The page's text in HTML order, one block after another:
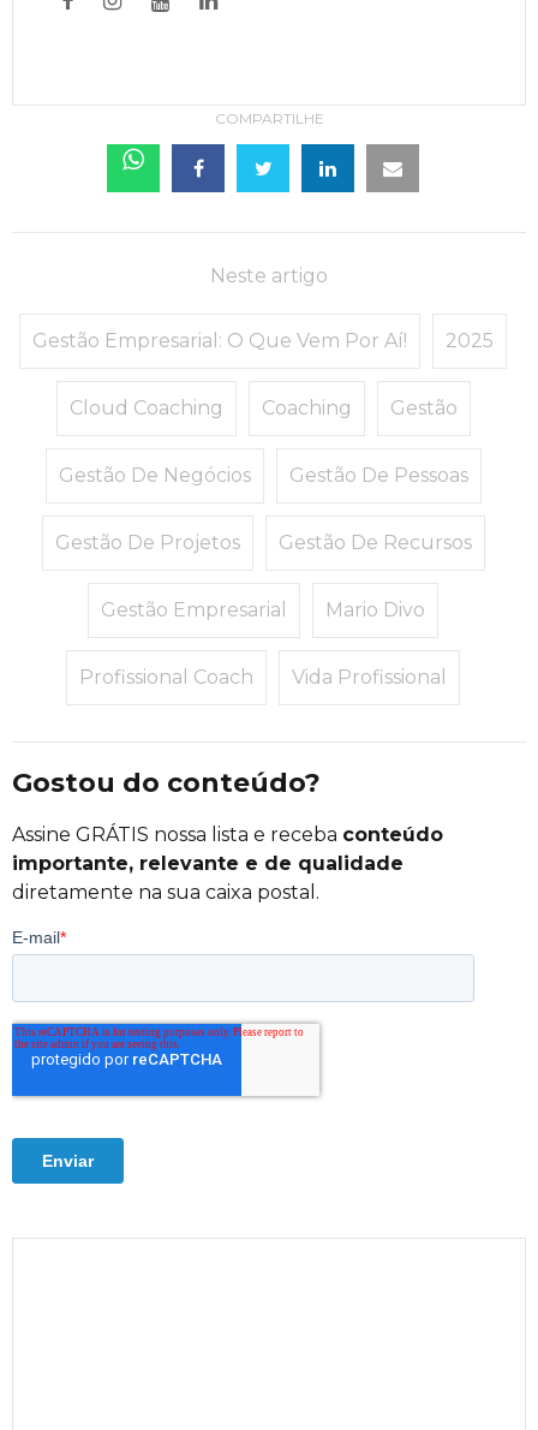
COMPARTILHE
Neste artigo
Gestão Empresarial: O Que Vem Por Aí! 2025
Cloud Coaching Coaching Gestão
Gestão De Negócios Gestão De Pessoas
Gestão De Projetos Gestão De Recursos
Gestão Empresarial Mario Divo
Profissional Coach Vida Profissional
Gostou do conteúdo?
Assine GRÁTIS nossa lista e receba conteúdo
importante, relevante e de qualidade
diretamente na sua caixa postal.